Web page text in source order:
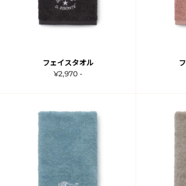
フェイスタオル
¥2,970 -